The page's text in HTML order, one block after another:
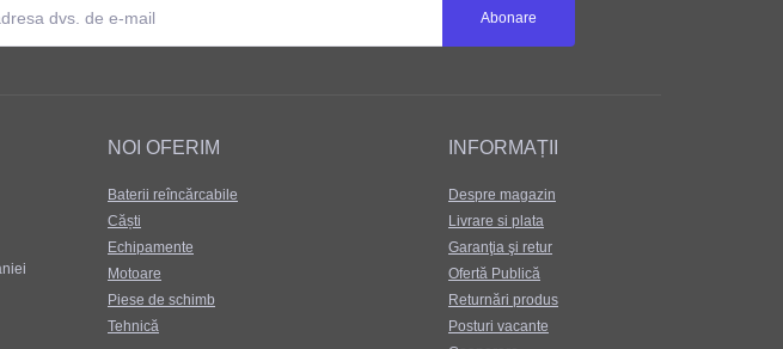
Abonare
NOI OFERIM
Baterii reîncărcabile
Căști
Echipamente
Motoare
Piese de schimb
Tehnică
INFORMAȚII
Despre magazin
Livrare si plata
Garanţia şi retur
Ofertă Publică
Returnări produs
Posturi vacante